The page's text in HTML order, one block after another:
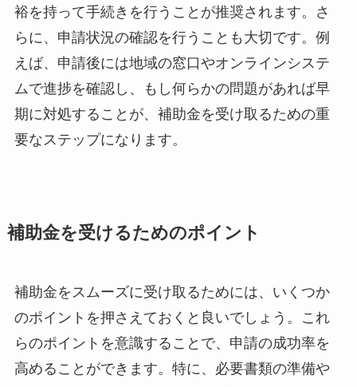
裕を持って手続きを行うことが推奨されます。さ
らに、申請状況の確認を行うことも大切です。例
えば、申請後には地域の窓口やオンラインシステ
ムで進捗を確認し、もし何らかの問題があれば早
期に対処することが、補助金を受け取るための重
要なステップになります。
補助金を受けるためのポイント
補助金をスムーズに受け取るためには、いくつか
のポイントを押さえておくと良いでしょう。これ
らのポイントを意識することで、申請の成功率を
高めることができます。特に、必要書類の準備や